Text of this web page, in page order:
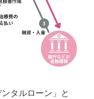
タルローン」と